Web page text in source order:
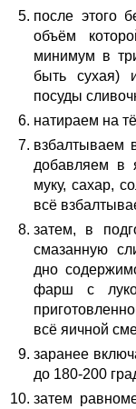
после этого
объём
минимум в
быть сухая)
посуды
натираем на
взбалтываем
добавляем в
муку, сахар,
всё
затем, в
смазанную
дно
фарш с
всё яичной
заранее
до 180-200
затем